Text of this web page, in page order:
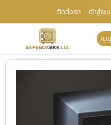
ติดต่อเรา เข้าสู่ระ
เมนู